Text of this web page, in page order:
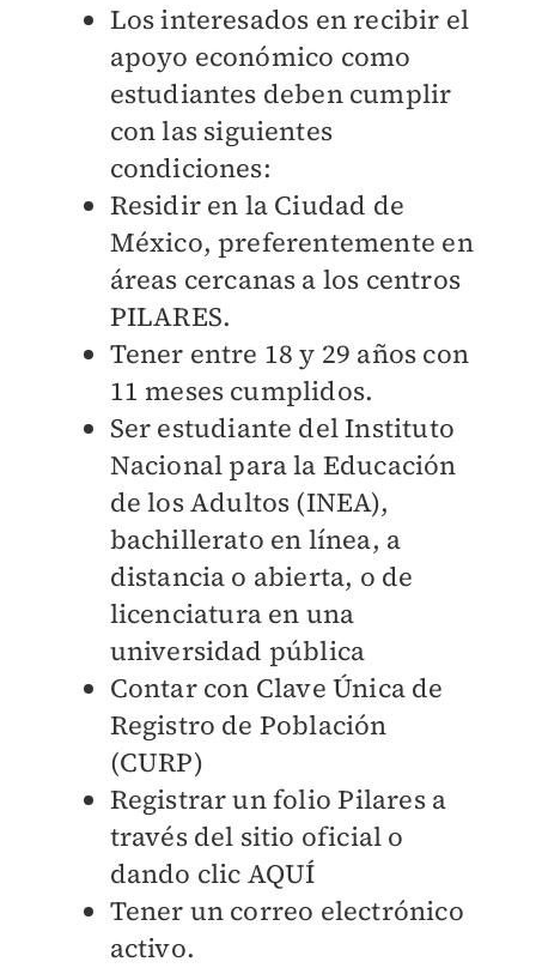
Los interesados en recibir el
apoyo económico como
estudiantes deben cumplir
con las siguientes
condiciones:
Residir en la Ciudad de
México, preferentemente en
áreas cercanas a los centros
PILARES.
Tener entre 18 y 29 años con
11 meses cumplidos.
Ser estudiante del Instituto
Nacional para la Educación
de los Adultos (INEA),
bachillerato en línea, a
distancia o abierta, o de
licenciatura en una
universidad pública
Contar con Clave Única de
Registro de Población
(CURP)
Registrar un folioPilares a
través del sitio oficial o
dando clic AQUÍ
Tener un correo electrónico
activo.